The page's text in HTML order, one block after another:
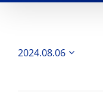
2024.08.06